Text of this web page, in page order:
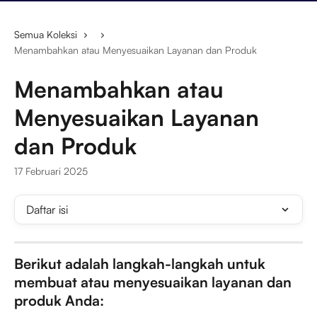
Semua Koleksi
Menambahkan atau Menyesuaikan Layanan dan Produk
Menambahkan atau
Menyesuaikan Layanan
dan Produk
17 Februari 2025
Daftar isi
Berikut adalah langkah-langkah untuk
membuat atau menyesuaikan layanan dan
produk Anda: